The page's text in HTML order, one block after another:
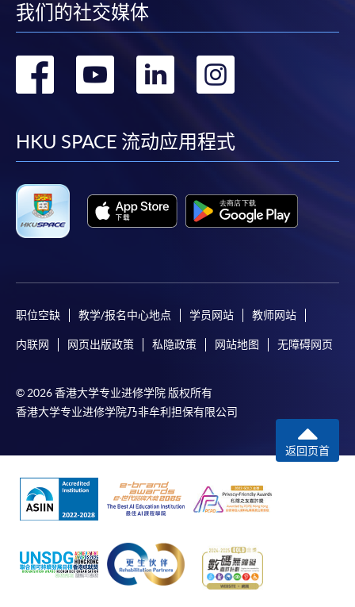
我们的社交媒体
转
facebook
转
youtube
转
linkedin
转
HKU SPACE 流动应用程式
职位空缺 教学/报名中心地点 学员网站 教师网站
内联网 网页出版政策 私隐政策 网站地图 无障碍网页
© 2026 香港大学专业进修学院 版权所有
香港大学专业进修学院乃非牟利担保有限公司
返回页首